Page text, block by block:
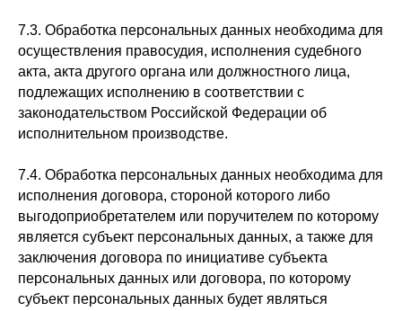
7.3. Обработка персональных данных необходима для
осуществления правосудия, исполнения судебного
акта, акта другого органа или должностного лица,
подлежащих исполнению в соответствии с
законодательством Российской Федерации об
исполнительном производстве.
7.4. Обработка персональных данных необходима для
исполнения договора, стороной которого либо
выгодоприобретателем или поручителем по которому
является субъект персональных данных, а также для
заключения договора по инициативе субъекта
персональных данных или договора, по которому
субъект персональных данных будет являться